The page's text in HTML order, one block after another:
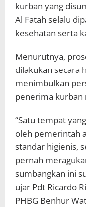
kurban yang
Al Fatah selalu
kesehatan serta
Menurutnya,
dilakukan secara
menimbulkan
penerima kurban
“Satu tempat
oleh pemerintah
standar higienis,
pernah
sumbangkan ini
ujar Pdt Ricardo
PHBG Benhur